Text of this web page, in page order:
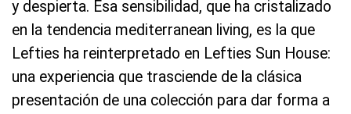
y despierta. Esa sensibilidad, que ha cristalizado
en la tendencia mediterranean living, es la que
Lefties ha reinterpretado en Lefties Sun House:
una experiencia que trasciende de la clásica
presentación de una colección para dar forma a